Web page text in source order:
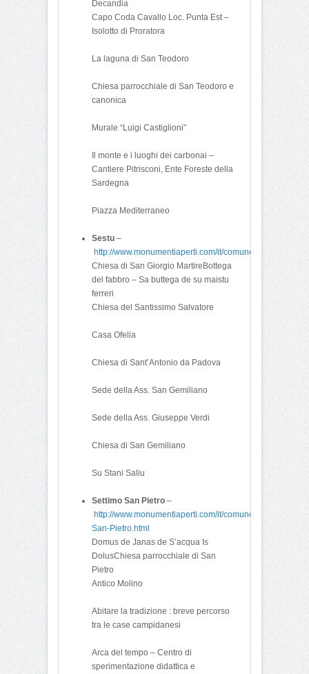
Decandia
Capo Coda Cavallo Loc. Punta Est –
Isolotto di Proratora
La laguna di San Teodoro
Chiesa parrocchiale di San Teodoro e
canonica
Murale “Luigi Castiglioni”
Il monte e i luoghi dei carbonai –
Cantiere Pitrisconi, Ente Foreste della
Sardegna
Piazza Mediterraneo
Sestu –
http://www.monumentiaperti.com/it/comune/400/
Chiesa di San Giorgio MartireBottega
del fabbro – Sa buttega de su maistu
ferreri
Chiesa del Santissimo Salvatore
Casa Ofelia
Chiesa di Sant’Antonio da Padova
Sede della Ass. San Gemiliano
Sede della Ass. Giuseppe Verdi
Chiesa di San Gemiliano
Su Stani Saliu
Settimo San Pietro –
http://www.monumentiaperti.com/it/comune/401/Settimo-
San-Pietro.html
Domus de Janas de S’acqua Is
DolusChiesa parrocchiale di San
Pietro
Antico Molino
Abitare la tradizione : breve percorso
tra le case campidanesi
Arca del tempo – Centro di
sperimentazione didattica e